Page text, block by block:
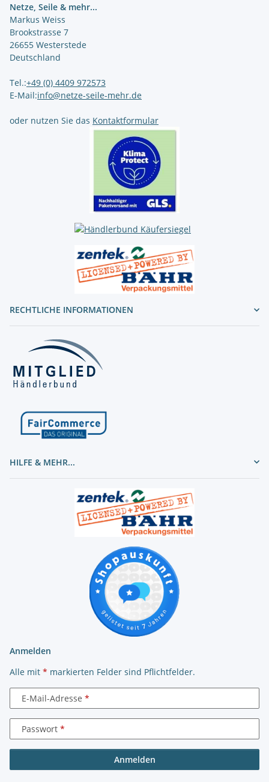
Netze, Seile & mehr...
Markus Weiss
Brookstrasse 7
26655 Westerstede
Deutschland
Tel.:+49 (0) 4409 972573
E-Mail:info@netze-seile-mehr.de
oder nutzen Sie das Kontaktformular
RECHTLICHE INFORMATIONEN
HILFE & MEHR...
Anmelden
Alle mit * markierten Felder sind Pflichtfelder.
E-Mail-Adresse
Passwort
Anmelden